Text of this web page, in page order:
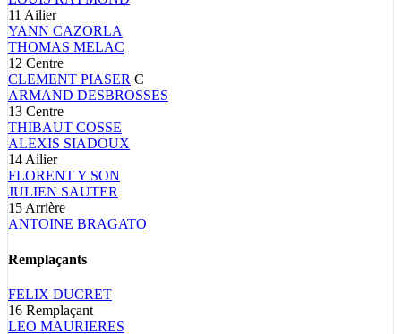
11 Ailier
YANN CAZORLA
THOMAS MELAC
12 Centre
CLEMENT PIASER C
ARMAND DESBROSSES
13 Centre
THIBAUT COSSE
ALEXIS SIADOUX
14Ailier
FLORENTY SON
JULIEN SAUTER
15Arrière
ANTOINE BRAGATO
Remplaçants
FELIX DUCRET
16 Remplaçant
LEO MAURIERES